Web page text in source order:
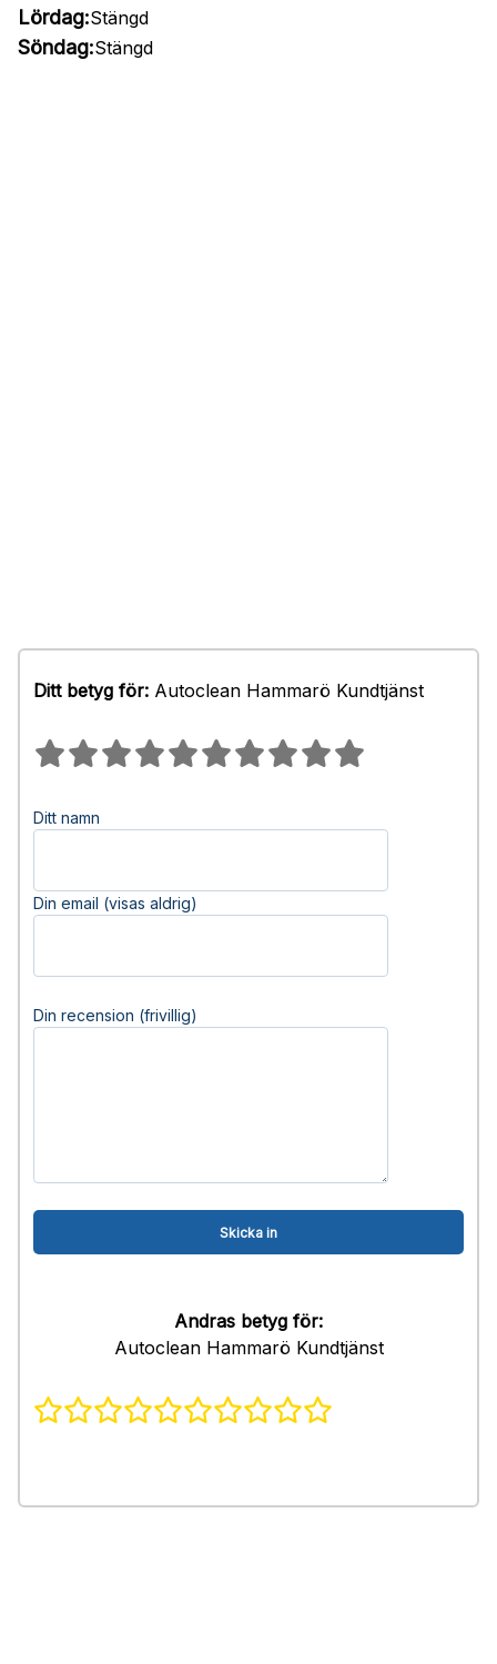
Lördag:Stängd
Söndag:Stängd
Ditt betyg för: Autoclean Hammarö Kundtjänst
Ditt namn
Din email (visas aldrig)
Din recension (frivillig)
Andras betyg för:
Autoclean Hammarö Kundtjänst